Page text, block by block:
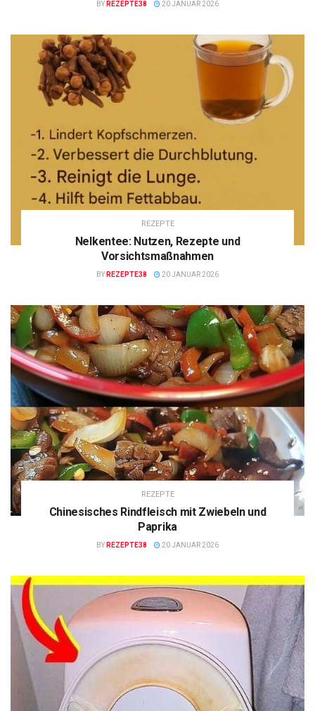
BY REZEPTE38 20 JANUAR 2026
REZEPTE
Nelkentee: Nutzen, Rezepte und
Vorsichtsmaßnahmen
BY REZEPTE38 20 JANUAR 2026
REZEPTE
Chinesisches Rindfleisch mit Zwiebeln und
Paprika
BY REZEPTE38 20 JANUAR 2026